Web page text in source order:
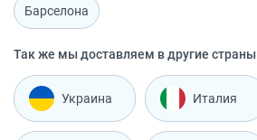
Барселона
Так же мы доставляем в другие страны
Украина Италия